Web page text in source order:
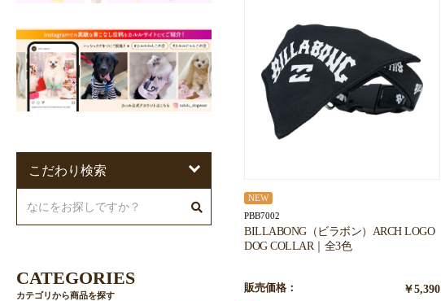
NEW
PBB7002
BILLABONG（ビラボン）ARCH LOGO
DOG COLLAR｜全3色
販売価格： ￥5,390
こだわり検索
CATEGORIES
カテゴリから商品を探す